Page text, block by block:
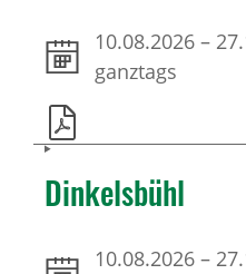
10.08.2026 –
ganztags
Dinkelsbühl
10.08.2026 –